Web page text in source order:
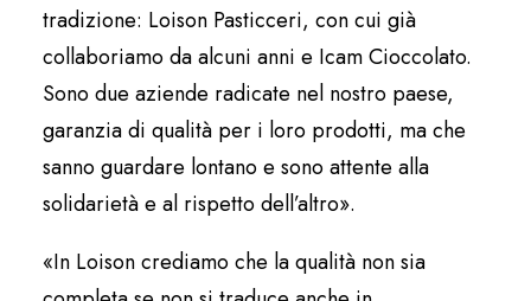
tradizione: Loison Pasticceri, con cui già
collaboriamo da alcuni anni e Icam Cioccolato.
Sono due aziende radicate nel nostro paese,
garanzia di qualità per i loro prodotti, ma che
sanno guardare lontano e sono attente alla
solidarietà e al rispetto dell’altro».
«In Loison crediamo che la qualità non sia